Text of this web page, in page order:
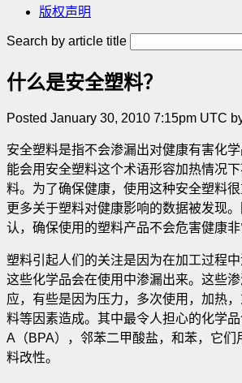
版权声明
Search by article title
什么是安全塑料？
Posted January 30, 2010 7:15pm UTC
安全塑料是指不会渗漏出对健康有害化
能会用安全塑料这个术语形容加热情况
料。为了确保健康，使用这种安全塑料
更多关于塑料对健康影响的数据被发现
认，确保使用的塑料产品不会危害健康
塑料引起人们的关注是因为在加工过程中
这些化学品会在使用中渗漏出来。这些
应，有些是因为压力，多次使用，加热
料等因素造成。其中最令人担心的化学
A（BPA），邻苯二甲酸盐，和苯，它们
料改性。